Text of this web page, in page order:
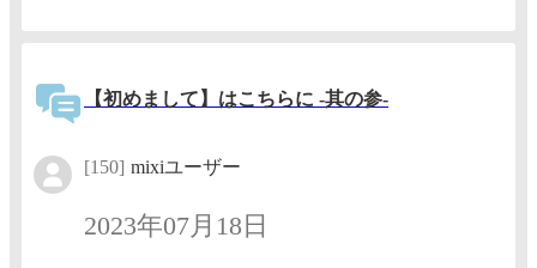
【初めまして】はこちらに -其の参-
[150] mixiユーザー
2023年07月18日